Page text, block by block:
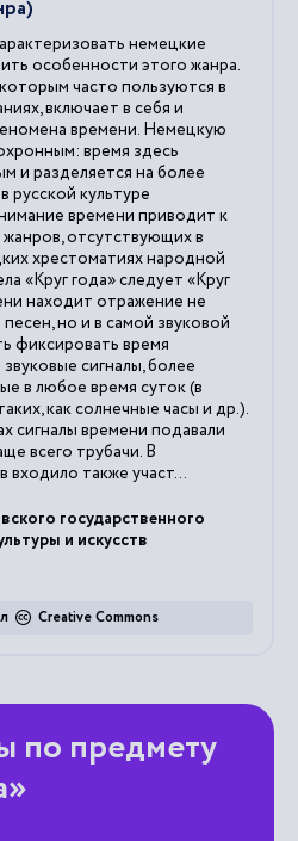
немецкие
особенности этого жанра.
часто пользуются в
включает в себя и
времени. Немецкую
время здесь
и разделяется на более
русской культуре
времени приводит к
отсутствующих в
хрестоматиях народной
«Круг года» следует «Круг
находит отражение не
но и в самой звуковой
фиксировать время
сигналы, более
в любое время суток (в
как солнечные часы и др.).
сигналы времени подавали
всего трубачи. В
входило также участ...
государственного
и искусств
Creative Commons
по предмету